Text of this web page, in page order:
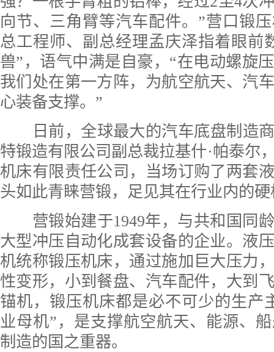
向节、三角臂等汽车配件。”营口锻
总工程师、副总经理孟庆泽指着眼前
兽”，语气中满是自豪，“在电动螺旋
我们处在第一方阵，为航空航天、汽
心装备支撑。”
日前，全球最大的汽车底盘制造
特锻造有限公司副总裁拉基什·帕泰尔
机床有限责任公司，当场订购了两套
头如此青睐营锻，足见其在行业内的
营锻始建于1949年，与共和国同
大型冲压自动化成套设备的企业。液
机统称锻压机床，通过施加巨大压力
性变形，小到餐盘、汽车配件，大到
锚机，锻压机床都是必不可少的生产
业母机”，是支撑航空航天、能源、
制造的国之重器。